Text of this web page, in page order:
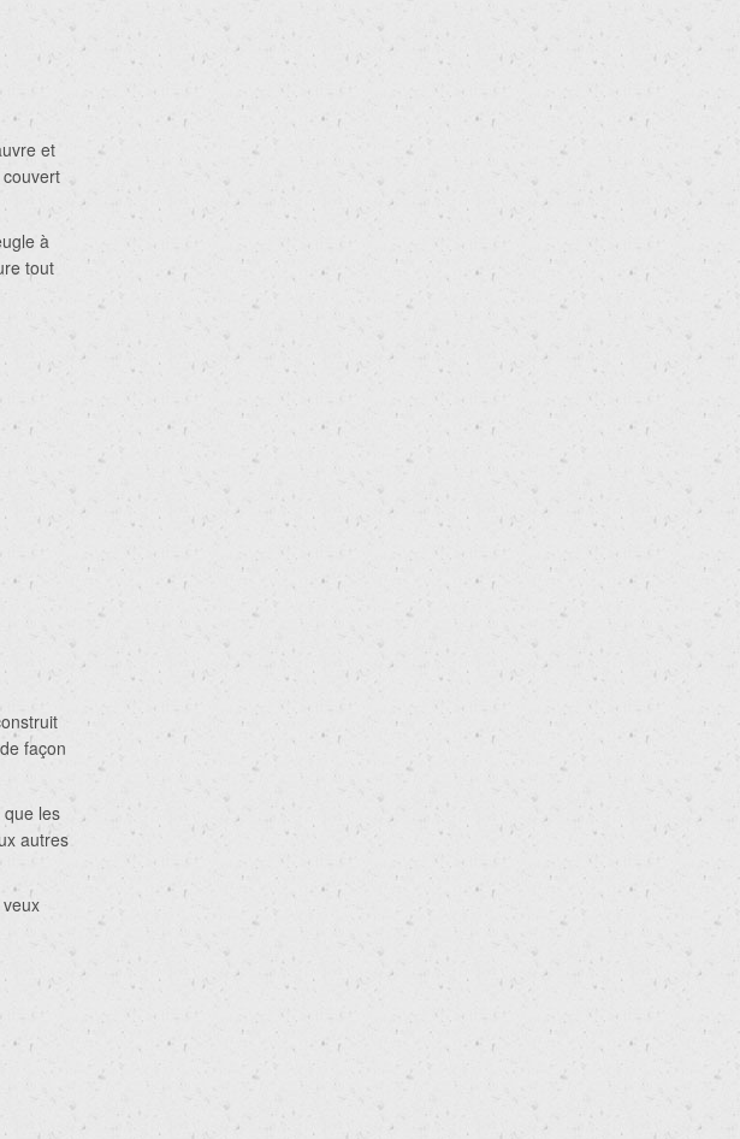
et
à
tout
façon
que les
autres